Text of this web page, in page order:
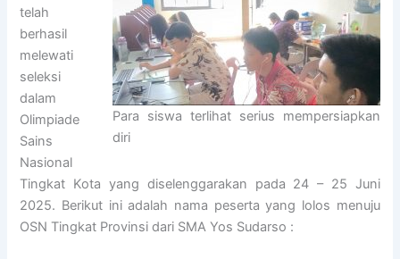
Para siswa terlihat serius mempersiapkan
diri
telah
berhasil
melewati
seleksi
dalam
Olimpiade
Sains
Nasional
Tingkat Kota yang diselenggarakan pada 24 – 25 Juni
2025. Berikut ini adalah nama peserta yang lolos menuju
OSN Tingkat Provinsi dari SMA Yos Sudarso :